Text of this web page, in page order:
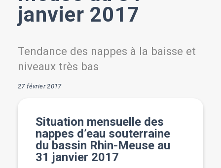
janvier 2017
Tendance des nappes à la baisse et
niveaux très bas
27 février 2017
Situation mensuelle des
nappes d’eau souterraine
du bassin Rhin-Meuse au
31 janvier 2017